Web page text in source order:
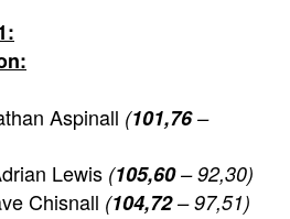
Aspinall (101,76–
Lewis (105,60– 92,30)
Chisnall (104,72– 97,51)